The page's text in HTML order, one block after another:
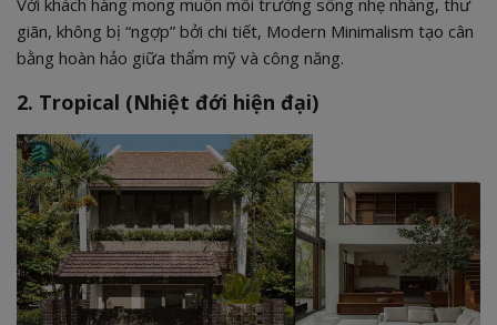
Với khách hàng mong muốn môi trường sống nhẹ nhàng, thư
giãn, không bị “ngợp” bởi chi tiết, Modern Minimalism tạo cân
bằng hoàn hảo giữa thẩm mỹ và công năng.
2. Tropical (Nhiệt đới hiện đại)